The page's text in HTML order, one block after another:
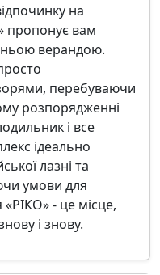
на
пропонує вам
верандою.
перебуваючи
розпорядженні
і все
ідеально
лазні та
умови для
«РІКО» - це місце,
і знову.